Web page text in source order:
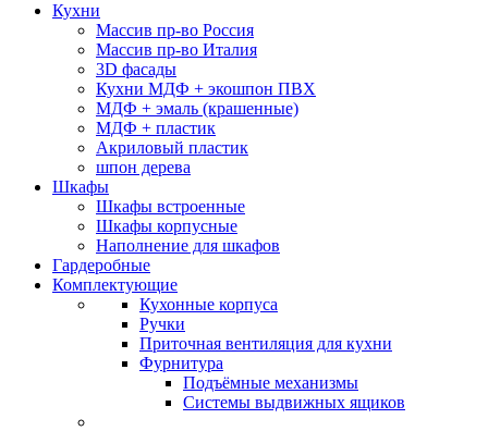
Кухни
Массив пр-во Россия
Массив пр-во Италия
3D фасады
Кухни МДФ + экошпон ПВХ
МДФ + эмаль (крашенные)
МДФ + пластик
Акриловый пластик
шпон дерева
Шкафы
Шкафы встроенные
Шкафы корпусные
Наполнение для шкафов
Гардеробные
Комплектующие
Кухонные корпуса
Ручки
Приточная вентиляция для кухни
Фурнитура
Подъёмные механизмы
Системы выдвижных ящиков